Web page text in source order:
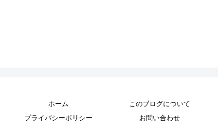
ホーム
このブログについて
プライバシーポリシー
お問い合わせ